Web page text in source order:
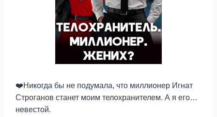
❤️Никогда бы не подумала, что миллионер Игнат
Строганов станет моим телохранителем. А я его…
невестой.